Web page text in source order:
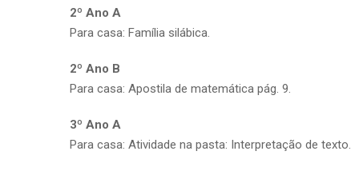
2º Ano A
Para casa: Família silábica.
2º Ano B
Para casa: Apostila de matemática pág. 9.
3º Ano A
Para casa: Atividade na pasta: Interpretação de texto.